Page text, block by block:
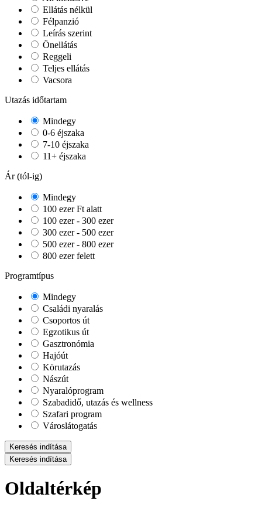
Ellátás nélkül
Félpanzió
Leírás szerint
Önellátás
Reggeli
Teljes ellátás
Vacsora
Utazás időtartam
Mindegy
0-6 éjszaka
7-10 éjszaka
11+ éjszaka
Ár (tól-ig)
Mindegy
100 ezer Ft alatt
100 ezer - 300 ezer
300 ezer - 500 ezer
500 ezer - 800 ezer
800 ezer felett
Programtípus
Mindegy
Családi nyaralás
Csoportos út
Egzotikus út
Gasztronómia
Hajóút
Körutazás
Nászút
Nyaralóprogram
Szabadidő, utazás és wellness
Szafari program
Városlátogatás
Keresés indítása
Keresés indítása
Oldaltérkép